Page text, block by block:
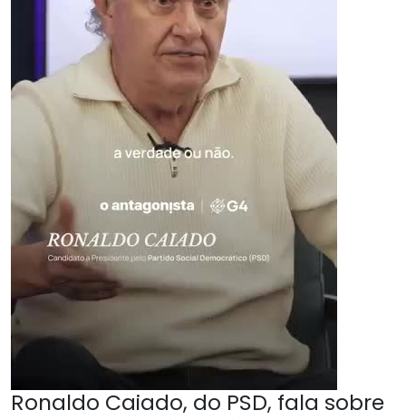
Ronaldo Caiado, do PSD, fala sobre